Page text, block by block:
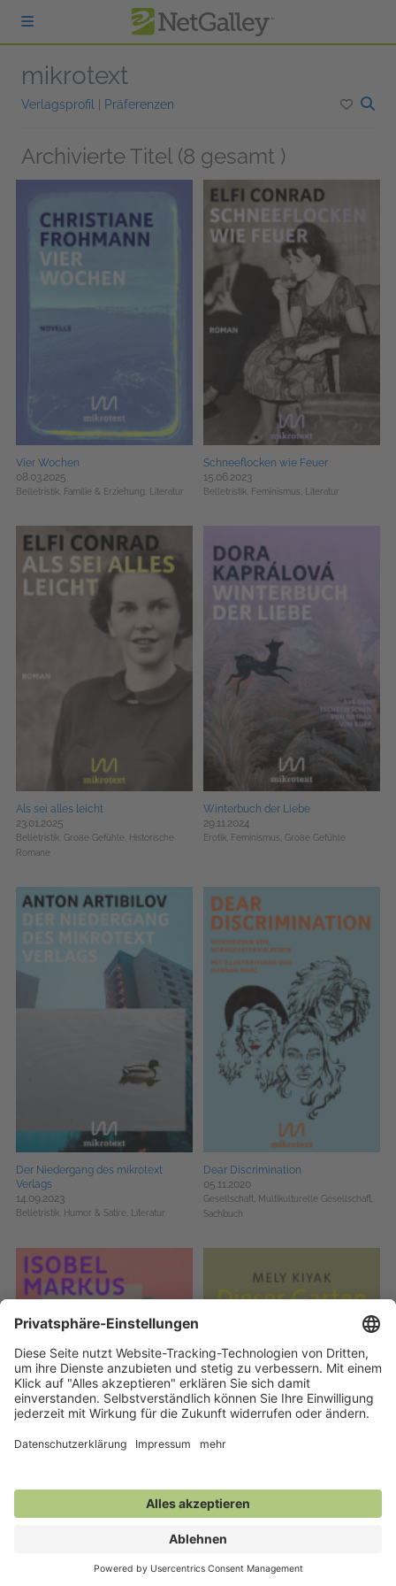
zum Hauptinhalt springen
mikrotext
Verlagsprofil Präferenzen
Archivierte Titel (8 gesamt )
Vier Wochen
08.03.2025
Belletristik, Familie & Erziehung, Literatur
Schneeflocken wie Feuer
15.06.2023
Belletristik, Feminismus, Literatur
Als sei alles leicht
23.01.2025
Belletristik, Große Gefühle,
Historische
Romane
Winterbuch der Liebe
29.11.2024
Erotik, Feminismus, Große Gefühle
Der Niedergang des mikrotext
Verlags
14.09.2023
Belletristik, Humor & Satire, Literatur
Dear Discrimination
05.11.2020
Gesellschaft,
Multikulturelle Gesellschaft,
Sachbuch
08.03.2024